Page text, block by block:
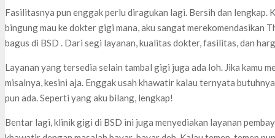
Fasilitasnya pun enggak perlu diragukan lagi. Bersih dan lengkap.
bingung mau ke dokter gigi mana, aku sangat merekomendasikan
bagus di BSD . Dari segi layanan, kualitas dokter, fasilitas, dan
Layanan yang tersedia selain tambal gigi juga ada loh. Jika kamu
misalnya, kesini aja. Enggak usah khawatir kalau ternyata
pun ada. Seperti yang aku bilang, lengkap!
Bentar lagi, klinik gigi di BSD ini juga menyediakan layanan